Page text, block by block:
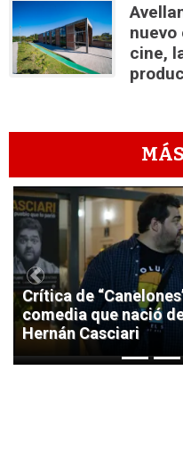
nuevo
cine,
Crítica de
comedia que nació
Hernán Casciari
Previous